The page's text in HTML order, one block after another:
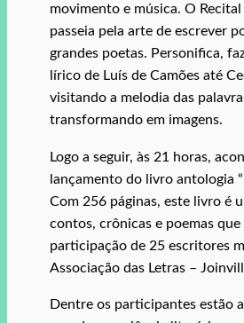
movimento e música. O Recital
passeia pela arte de escrever
grandes poetas. Personifica,
lírico de Luís de Camões até
visitando a melodia das
transformando em imagens.
Logo a seguir, às 21 horas,
lançamento do livro antologia
Com 256 páginas, este livro é
contos, crônicas e poemas que
participação de 25 escritores
Associação das Letras –
Dentre os participantes estão